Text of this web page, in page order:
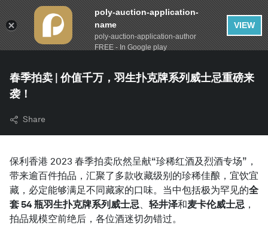
春季拍卖 | 价值千万，羽生扑克牌系列威士忌重磅来
袭！
Share
保利香港 2023 春季拍卖欣然呈献“珍稀红酒及烈酒专场”，
带来逾百件拍品，汇聚了多款收藏级别的珍稀佳酿，宜饮宜
藏，必定能够满足不同藏家的口味。当中包括极为罕见的全
套 54 瓶羽生扑克牌系列威士忌、 轻井泽和麦卡伦威士忌 ，
拍品规模空前绝后，各位酒迷切勿错过。
poly-auction-application-
name
poly-auction-application-author
FREE - In Google play
VIEW